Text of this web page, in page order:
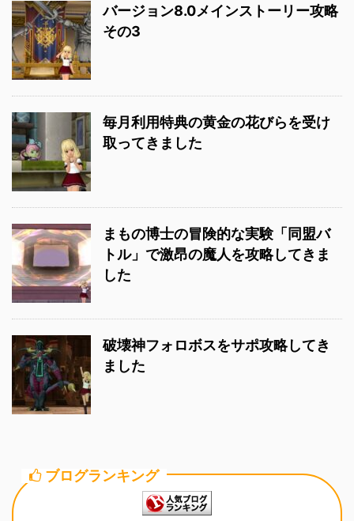
バージョン8.0メインストーリー攻略
その3
毎月利用特典の黄金の花びらを受け
取ってきました
まもの博士の冒険的な実験「同盟バ
トル」で激昂の魔人を攻略してきま
した
破壊神フォロボスをサポ攻略してき
ました
ブログランキング